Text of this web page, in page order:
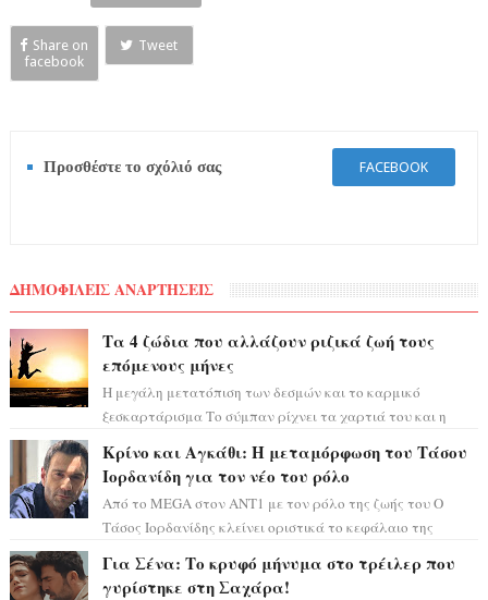
Share on
facebook
Tweet
Προσθέστε το σχόλιό σας FACEBOOK
ΔΗΜΟΦΙΛΕΙΣ ΑΝΑΡΤΗΣΕΙΣ
Τα 4 ζώδια που αλλάζουν ριζικά ζωή τους
επόμενους μήνες
Η μεγάλη μετατόπιση των δεσμών και το καρμικό
ξεσκαρτάρισμα Το σύμπαν ρίχνει τα χαρτιά του και η
Κρίνο και Αγκάθι: Η μεταμόρφωση του Τάσου
Ιορδανίδη για τον νέο του ρόλο
Από το MEGA στον ΑΝΤ1 με τον ρόλο της ζωής του Ο
Τάσος Ιορδανίδης κλείνει οριστικά το κεφάλαιο της
Για Σένα: Το κρυφό μήνυμα στο τρέιλερ που
γυρίστηκε στη Σαχάρα!